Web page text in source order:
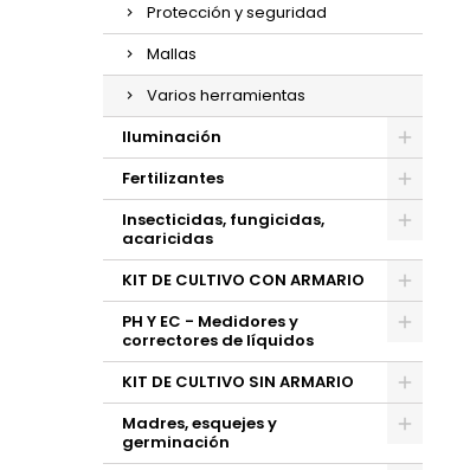
Protección y seguridad
Mallas
Varios herramientas
Iluminación
Fertilizantes
Insecticidas, fungicidas,
acaricidas
KIT DE CULTIVO CON ARMARIO
PH Y EC - Medidores y
correctores de líquidos
KIT DE CULTIVO SIN ARMARIO
Madres, esquejes y
germinación